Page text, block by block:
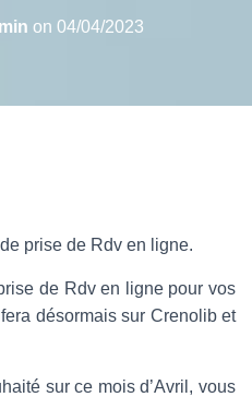
on 04/04/2023
prise de Rdv en ligne.
de Rdv en ligne pour vos
désormais sur Crenolib et
sur ce mois d’Avril, vous